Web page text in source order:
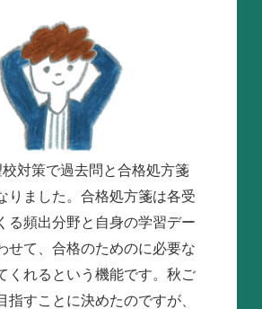
対策で過去問と合格処方箋
りました。合格処方箋は各受
る頻出分野と自身の学習デー
せて、合格のためのに必要な
くれるという機能です。秋ご
指すことに決めたのですが、